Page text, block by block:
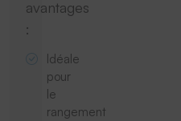
avantages
:
Idéale
pour
le
rangement